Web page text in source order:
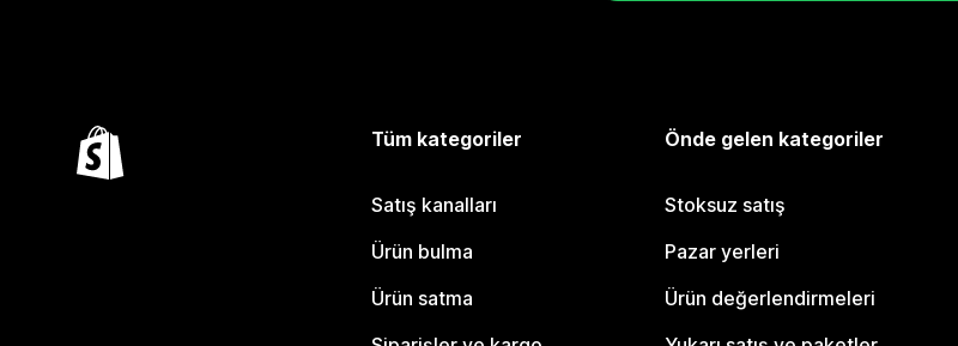
Tüm kategoriler
Satış kanalları
Ürün bulma
Ürün satma
Önde gelen kategoriler
Stoksuz satış
Pazar yerleri
Ürün değerlendirmeleri